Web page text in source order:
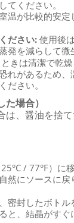
てください。
温が比較的安
ださい:使用後
発を減らして微
きは清潔で乾
れがあるため
ださい。
場合）
は、醤油を捨
/ 77°F）に
然にソースに戻
密封したボト
と、結晶がすぐ